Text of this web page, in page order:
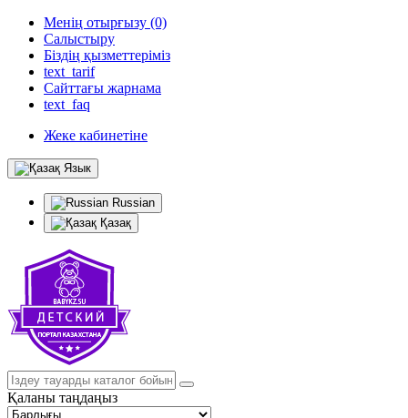
Менің отырғызу (0)
Салыстыру
Біздің қызметтеріміз
text_tarif
Сайттағы жарнама
text_faq
Жеке кабинетіне
Язык
Russian
Қазақ
Қаланы таңдаңыз